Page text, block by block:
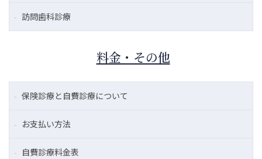
訪問歯科診療
料金・その他
保険診療と自費診療について
お支払い方法
自費診療料金表